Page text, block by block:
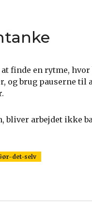
finde en rytme, hvor
og brug pauserne til
bliver arbejdet ikke
det-selv